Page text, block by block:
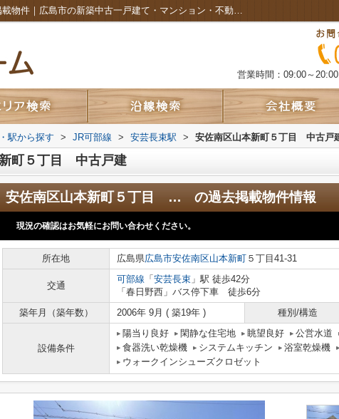
安佐南区山本新町５丁目 中古戸建の過去掲載物件｜広島市の新築中古一戸建て・マンション・不動産・土地のことなら株式会社カルムホーム
営業時間：09:00～20:00
駅から探す > JR可部線 > 安芸長束駅 > 安佐南区山本新町５丁目 中古戸
町５丁目 中古戸建
安佐南区山本新町５丁目 中古戸建 の過去掲載物件情報
現況の確認はお気軽にお問い合わせください。
所在地 広島県広島市安佐南区山本新町 ５丁目41-31
交通
可部線 「 安芸長束 」駅 徒歩42分
「春日野西」バス停下車 徒歩6分
築年月（築年数）
2006年 9月 ( 築19年 ) 種別/構造
設備条件
陽当り良好 閑静な住宅地 眺望良好 公営水道
食器洗い乾燥機
システムキッチン 浴室乾燥機
ウォークインシューズクロゼット